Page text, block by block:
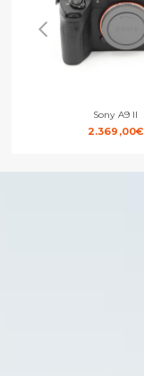
Sony A9 II
2.369,00€